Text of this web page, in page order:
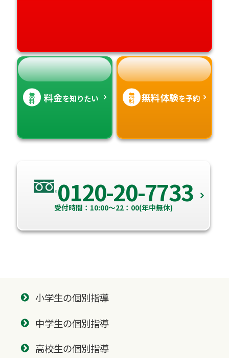
無
料 料金を知りたい 無
料 無料体験を予約
0120-20-7733
受付時間：10:00～22：00(年中無休)
小学生の個別指導
中学生の個別指導
高校生の個別指導